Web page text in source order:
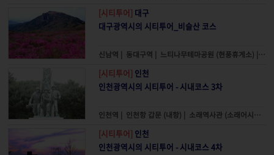
[시티투어] 대구
대구광역시의 시티투어_비슬산 코스
신남역 | 동대구역 | 느티나무테마공원 (현풍휴게소) | 도
[시티투어] 인천
인천광역시의 시티투어 - 시내코스 3차
인천역 | 인천항 갑문 (내항) | 소래역사관 (소래어시장)
[시티투어] 인천
인천광역시의 시티투어 - 시내코스 4차